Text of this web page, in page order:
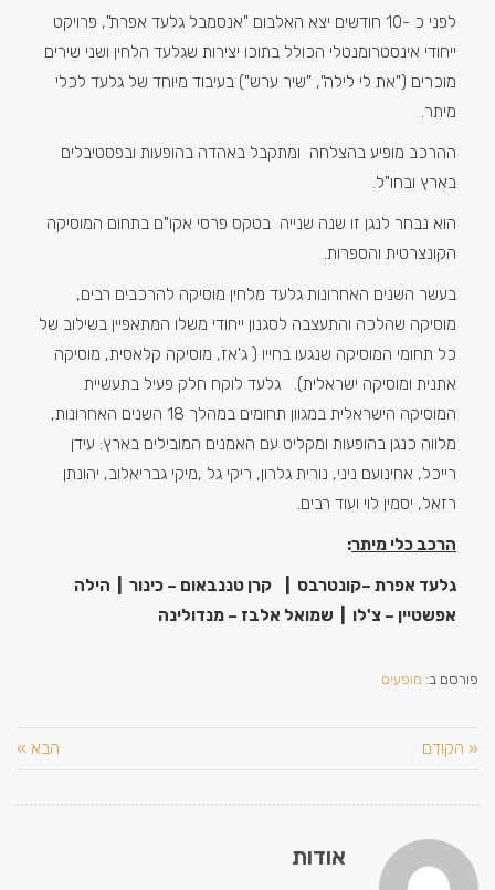
לפני כ -10 חודשים יצא האלבום "אנסמבל גלעד אפרת", פרויקט
ייחודי אינסטרומנטלי הכולל בתוכו יצירות שגלעד הלחין ושני שירים
מוכרים ("את לי לילה", "שיר ערש") בעיבוד מיוחד של גלעד לכלי
מיתר.
ההרכב מופיע בהצלחה ומתקבל באהדה בהופעות ובפסטיבלים
בארץ ובחו"ל.
הוא נבחר לנגן זו שנה שנייה בטקס פרסי אקו"ם בתחום המוסיקה
הקונצרטית והספרות.
בעשר השנים האחרונות גלעד מלחין מוסיקה להרכבים רבים,
מוסיקה שהלכה והתעצבה לסגנון ייחודי משלו המתאפיין בשילוב של
כל תחומי המוסיקה שנגעו בחייו ( ג'אז, מוסיקה קלאסית, מוסיקה
אתנית ומוסיקה ישראלית). גלעד לוקח חלק פעיל בתעשיית
המוסיקה הישראלית במגוון תחומים במהלך 18 השנים האחרונות,
מלווה כנגן בהופעות ומקליט עם האמנים המובילים בארץ: עידן
רייכל, אחינועם ניני, נורית גלרון, ריקי גל ,מיקי גבריאלוב, יהונתן
רזאל, יסמין לוי ועוד רבים.
הרכב כלי מיתר:
גלעד אפרת –קונטרבס | קרן טננבאום – כינור | הילה
אפשטיין – צ'לו | שמואל אלבז – מנדולינה
פורסם ב: מופעים
« הקודם הבא »
אודות